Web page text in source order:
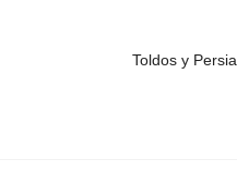
Toldos y